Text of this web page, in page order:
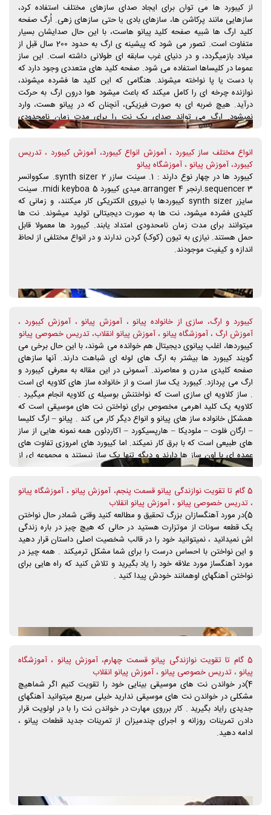
را ارائه می کرد.
از کیبورد ها می توان برای ایجاد صدای سازهای مختلف استفاده کرد،
سازهایی مانند پرکاشن ها، سازهای بادی یا حتی سازهای زهی. اُرگ صفحه
کلید ارگ ها شبیه صفحه کلید پیانو هاست، با این حال صدایشان بسیار
متفاوت است. تصور می شود که پیشینه ی ارگ به حدود 200 سال قبل از
میلاد بازمیگردد، و در دنیای غرب سابقه ای طولانی داشته است. این ساز
عموما در کلیساها استفاده می شود. صفحه کلید های متعددی وجود دارد که
با دست یا پا نواخته میشوند. هنگامی که این کلید ها فشرده میشوند،
نوازنده چرخه ای را کامل میکند که باعث میشود هوا درون ارگ به حرکت
درآید. هیچ ضربه ای به صورت فیزیکی، آنچنان که در پیانو هست، وارد
نمیشود. ارگ می تواند صدای یک نت را برای مدت زمان نامحدودی
نگهدارد، بدون اینکه به دوباره نواختنش نیازی باشد. صدایی که از طریق
صدای شیپور یا نی، تا صدای انواع سازهای بادی، متغییر باشد.
انواع مختلف ساز کیبورد ، آموزش انواع کیبورد، آموزش کیبورد ، تدریس
کیبورد، آموزش پیانو ، آموزشگاه پیانو
کیبورد ها در چهار نوع دارند : 1. سینت سازر synth sizer 2. سکووانسر
sequencer 3.ارنجر arranger 4.میدی کیبورد midi keyboa 5. سینت
سایزر synth sizer کیبوردها با نیروی الکتریکی کار میکنند، و زمانی که
کلیدی فشرده میشود، نت ها به صورت دیجیتالی تولید میشوند. نت ها
میتوانند برای مدت زمان نامحدودی امتداد یابند. کیبورد ها معمولا قابل
حمل هستند. نیازی به تیون (کوک) کردن ندارند و در انواع مختلفی از لحاظ
اندازه و کیفیت موجودند.
کیبورد و ارگ، سازی از خانواده پیانو ، آموزش پیانو ، آموزش کیبورد ،
آموزش ارگ ، آموزشگاه پیانو ، آموزش پیانو انقلاب، تدریس خصوصی پیانو
کیبوردها، اغلب پیانوی دیجیتال هم خوانده می شوند، با این حال برخی می
گویند کیبورد ها بیشتر به ارگ های لوله ای شباهت دارند. آنها سازهای
صفحه کلیدی مدرن و معاصرند. آسمونی در این مقاله به معرفی کیبورد و
ارگ می پردازد. کیبورد یک ساز است و از خانواده ساز های کلاویه ای است
. ساز کلاویه ای سازی است که نواختنش بوسیله ی کلاویه انجام میگیرد .
کلاویه یک کلید اهرمی مخصوص برای نواختن نت های موسیقی است که
همشکل خانواده ساز های پیانو و انواع دیگر کار می کند . پیانو – ارگ کلیسا
– ارگان فلوت – ملودیکا – هارپسیکورد – اکاردِئون همه نمونه هایی از ساز
های طبیعی است که با برق کار نمیکند. اما کیبورد های امروزی تفاوت های
عمده ای با اون ساز ها دارند و دیگه تنها یک ساز نیستند و مجموعه ای از
موسیقی و ساز های مختلف هستند . اما کیبورد هیچ سازی رو نمیتونه مثل
کیبورد نیست . امروزه کیبورد های الکترونیک تنها کار نوازندگی رو انجام
نمیدهند . کیبورد ها کلا ساز های کلاویه ای که با برق کار کنند را شامل
میشن : مثلا انواع الکترو پیانو سازی به نام کلاوی و پیانو های برقی و...
5 گام تا تقویت نوازندگی پیانو قسمت پنجم، آموزش پیانو ، آموزشگاه پیانو
، تدریس خصوصی پیانو ، آموزش پیانو انقلاب
5)در مورد آهنگسازان بزرگ تحقیق و مطالعه کنید وقتی شمادر حال نواختن
یک قطعه سونات از موتزارت هستید در حالی که هیچ چیز در باره زندگی
اش نمیدانید ، نمیتوانید خود را در قالب شخصیت اصلی داستان قرار دهید
و این نواختن با احساس درست را برای شما مشکل ترمیکند . همه چیز در
مورد آهنگساز مورد علاقه خود را یاد بگیرید و تلاش کنید که راه هایی برای
نواختن آهنگهای اوهمانند خودش پیدا کنید .
5 گام تا تقویت نوازندگی پیانو قسمت چهارم، آموزش پیانو ، آموزشگاه
پیانو ، تدریس خصوصی پیانو ، آموزش پیانو انقلاب
4)در خواندن نت های موسیقی بینایی خود را تقویت کنیم اگر شماهیچ
مشکلی در خواندن نت های موسیقی ندارید خیلی سریع میتوانید آهنگهای
جدیدی رایاد بگیرید . کار برروی مهارت در خواندن نت را با در اولویت قرار
دادن تمرینات روزانه و اجرای چندمیزان از تمرینات جدید قطعات پیانو ،
ادامه دهید.